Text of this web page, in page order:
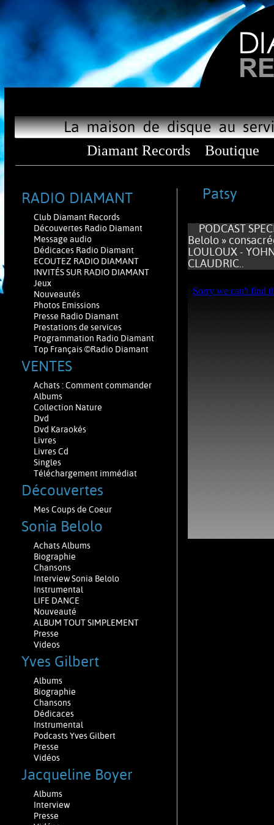
Diamant Records Boutique
RADIO DIAMANT
Club Diamant Records
Découvertes Radio Diamant
Message audio
Dédicaces Radio Diamant
ECOUTEZ RADIO DIAMANT
INVITÉS SUR RADIO DIAMANT
Jeux
Nouveautés
Photos Emissions
Presse Radio Diamant
Prestations de services
Programmation Radio Diamant
Top Français ©Radio Diamant
VENTES
Achats : Comment commander
Albums
Collection Nature
Dvd
Dvd Karaokés
Livres
Livres Cd
Singles
Téléchargement immédiat
Découvertes
Mes Coups de Coeur
Sonia Belolo
Achats Albums
Biographie
Chansons
Interview Sonia Belolo
Instrumental
LIFE DANCE
Nouveauté
ALBUM TOUT SIMPLEMENT
Presse
Videos
Yves Gilbert
Albums
Biographie
Chansons
Dédicaces
Instrumental
Podcasts Yves Gilbert
Presse
Vidéos
Jacqueline Boyer
Albums
Interview
Presse
Patsy
PODCAST
Belolo »
LOULOUX -
CLAUDRIC..